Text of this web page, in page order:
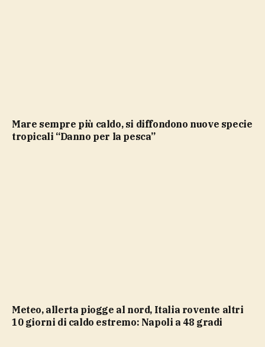
Mare sempre più caldo, si diffondono nuove specie
tropicali “Danno per la pesca”
Meteo, allerta piogge al nord, Italia rovente altri
10 giorni di caldo estremo: Napoli a 48 gradi